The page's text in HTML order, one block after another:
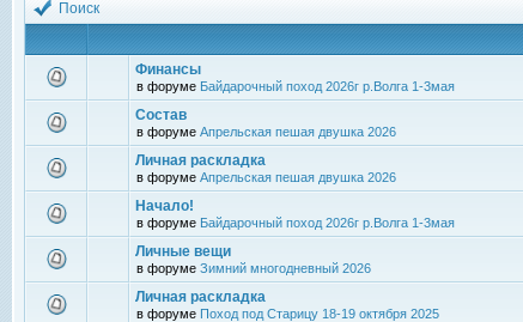
Поиск
Финансы
в форуме Байдарочный поход 2026г р.Волга 1-3мая
Состав
в форуме Апрельская пешая двушка 2026
Личная раскладка
в форуме Апрельская пешая двушка 2026
Начало!
в форуме Байдарочный поход 2026г р.Волга 1-3мая
Личные вещи
в форуме Зимний многодневный 2026
Личная раскладка
в форуме Поход под Старицу 18-19 октября 2025